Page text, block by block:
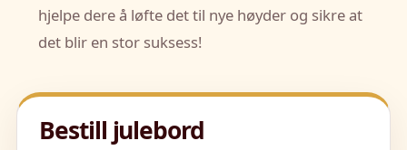
hjelpe dere å løfte det til nye høyder og sikre at
det blir en stor suksess!
Bestill julebord